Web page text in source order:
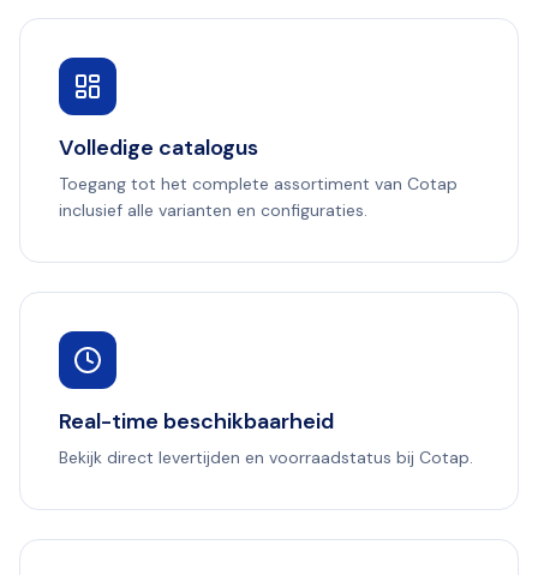
Volledige catalogus
Toegang tot het complete assortiment van Cotap
inclusief alle varianten en configuraties.
Real-time beschikbaarheid
Bekijk direct levertijden en voorraadstatus bij Cotap.